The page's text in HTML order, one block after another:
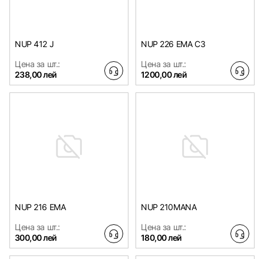
NUP 412 J
Цена за шт.:
238,00 лей
NUP 226 EMA C3
Цена за шт.:
1200,00 лей
NUP 216 EMA
Цена за шт.:
300,00 лей
NUP 210MANA
Цена за шт.:
180,00 лей